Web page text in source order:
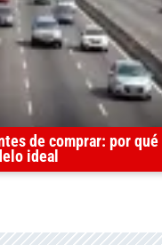
de comprar: por
ideal